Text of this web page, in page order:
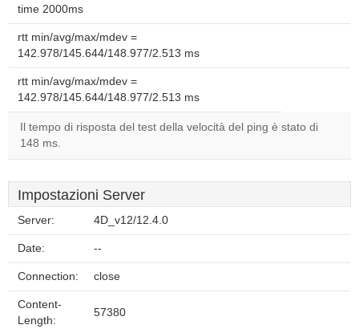
time 2000ms
rtt min/avg/max/mdev =
142.978/145.644/148.977/2.513 ms
rtt min/avg/max/mdev =
142.978/145.644/148.977/2.513 ms
Il tempo di risposta del test della velocità del ping è stato di
148 ms.
Impostazioni Server
Server: 4D_v12/12.4.0
Date: --
Connection: close
Content-
Length:
57380